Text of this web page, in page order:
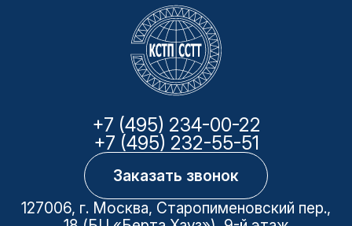
+7 (495) 234-00-22
+7 (495) 232-55-51
Заказать звонок
127006, г. Москва, Старопименовский пер.,